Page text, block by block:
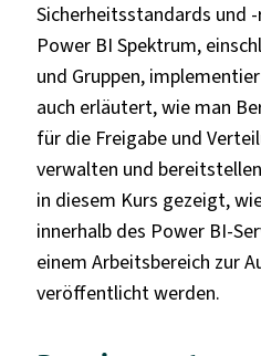
Sicherheitsstandards und
Power BI Spektrum,
und Gruppen,
auch erläutert, wie man
für die Freigabe und
verwalten und
in diesem Kurs gezeigt,
innerhalb des Power BI-
einem Arbeitsbereich zur
veröffentlicht werden.